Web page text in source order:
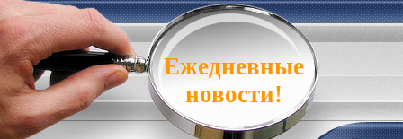
Ежедневные
новости!